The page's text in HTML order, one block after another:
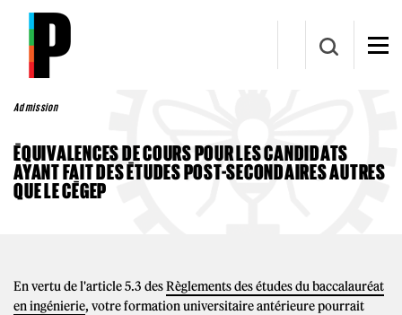
Aller au contenu principal
Admission
ÉQUIVALENCES DE COURS POUR LES CANDIDATS
AYANT FAIT DES ÉTUDES POST-SECONDAIRES AUTRES
QUE LE CÉGEP
En vertu de l'article 5.3 desRèglements des études du baccalauréat
en ingénierie, votre formation universitaire antérieure pourrait